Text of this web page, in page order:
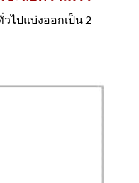
ไปแบ่งออกเป็น 2